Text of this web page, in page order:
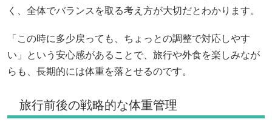
く、全体でバランスを取る考え方が大切だとわかります。
「この時に多少戻っても、ちょっとの調整で対応しやす
い」という安心感があることで、旅行や外食を楽しみなが
らも、長期的には体重を落とせるのです。
旅行前後の戦略的な体重管理